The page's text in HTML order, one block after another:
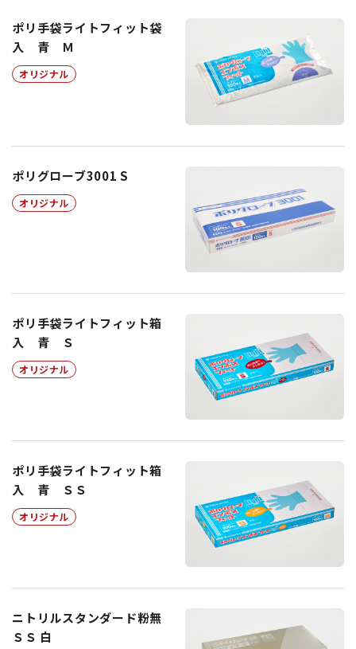
ポリ手袋ライトフィット袋
入 青 Ｍ
オリジナル
ポリグローブ3001 S
オリジナル
ポリ手袋ライトフィット箱
入 青 Ｓ
オリジナル
ポリ手袋ライトフィット箱
入 青 ＳＳ
オリジナル
ニトリルスタンダード粉無
ＳＳ 白